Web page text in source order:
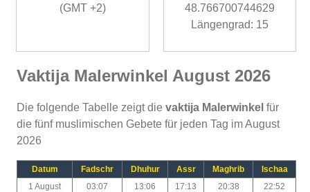
(GMT +2)
48.766700744629
Längengrad: 15
Vaktija Malerwinkel August 2026
Die folgende Tabelle zeigt die vaktija Malerwinkel für
die fünf muslimischen Gebete für jeden Tag im August
2026
Datum Fadschr Dhuhur Assr Maghrib
Ischaa
1 August
03:07 13:06 17:13 20:38
22:52